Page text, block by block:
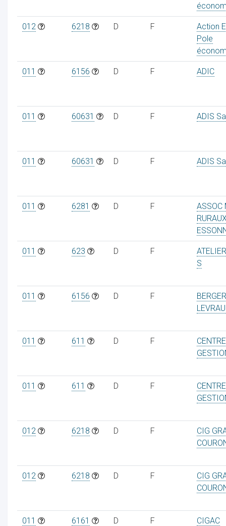
012 6218 D F
Action
Pole
011 6156 D F ADIC
011 60631 D F ADIS
011 60631 D F ADIS
011 6281 D F
ASSOC
011 623 D F
S
011 6156 D F
BERGER
011 611 D F
011 611 D F
012 6218 D F
CIG
012 6218 D F
CIG
011 6161 D F CIGAC